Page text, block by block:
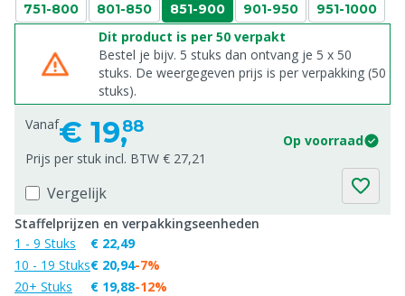
751-800
801-850 851-900 901-950 951-1000
Dit product is per 50 verpakt
Bestel je bijv. 5 stuks dan ontvang je 5 x 50
stuks. De weergegeven prijs is per verpakking (50
stuks).
Vanaf€ 19,88
Op voorraad
Prijs per stuk incl. BTW € 27,21
Vergelijk
Staffelprijzen en verpakkingseenheden
1 - 9 Stuks
10 - 19 Stuks
20+ Stuks
€ 22,49
€ 20,94
€ 19,88
-7%
-12%